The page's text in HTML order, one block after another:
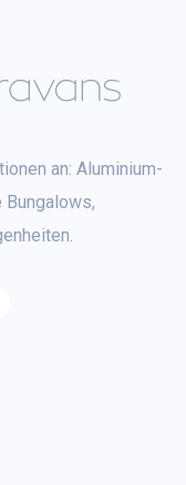
an: Aluminium-